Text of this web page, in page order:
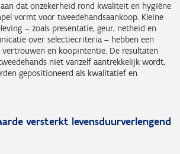
dat onzekerheid rond kwaliteit en hygiëne
vormt voor tweedehandsaankoop. Kleine
– zoals presentatie, geur, netheid en
over selectiecriteria – hebben een
en koopintentie. De resultaten
niet vanzelf aantrekkelijk wordt,
gepositioneerd als kwalitatief en
versterkt levensduurverlengend